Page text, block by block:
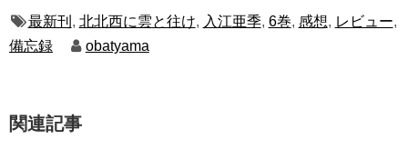
最新刊 , 北北西に雲と往け, 入江亜季, 6巻, 感想, レビュー,
備忘録
obatyama
関連記事